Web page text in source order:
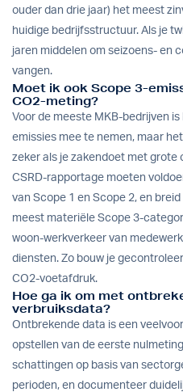
ouder dan drie jaar) het meest
huidige bedrijfsstructuur. Als je
jaren middelen om seizoens- en
vangen.
Moet ik ook Scope 3-
CO2-meting?
Voor de meeste MKB-bedrijven
emissies mee te nemen, maar
zeker als je zakendoet met grote
CSRD-rapportage moeten
van Scope 1 en Scope 2, en
meest materiële Scope 3-
woon-werkverkeer van
diensten. Zo bouw je
CO2-voetafdruk.
Hoe ga ik om met
verbruiksdata?
Ontbrekende data is een
opstellen van de eerste
schattingen op basis van
perioden, en documenteer